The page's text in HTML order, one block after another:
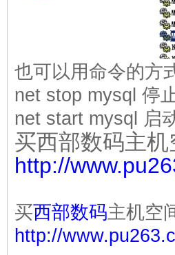
也可以用命令的方
net stop mysql 停
net start mysql 启
买西部数码主
http://
买西部数码主机空
http://